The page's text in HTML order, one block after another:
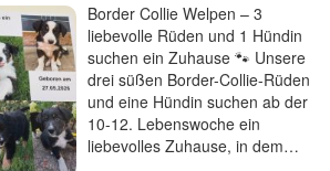
Border Collie Welpen – 3
liebevolle Rüden und 1 Hündin
suchen ein Zuhause 🐾 Unsere
drei süßen Border-Collie-Rüden
und eine Hündin suchen ab der
10-12. Lebenswoche ein
liebevolles Zuhause, in dem…